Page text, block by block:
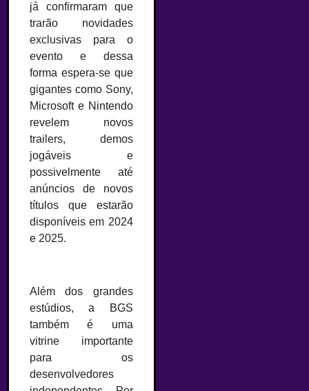
já confirmaram que
trarão novidades
exclusivas para o
evento e dessa
forma espera-se que
gigantes como Sony,
Microsoft e Nintendo
revelem novos
trailers, demos
jogáveis e
possivelmente até
anúncios de novos
títulos que estarão
disponíveis em 2024
e 2025.
Além dos grandes
estúdios, a BGS
também é uma
vitrine importante
para os
desenvolvedores